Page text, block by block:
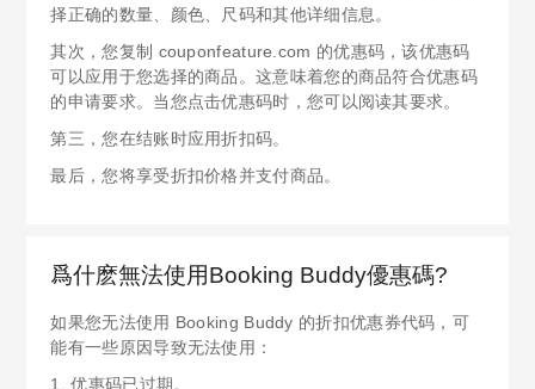
择正确的数量、颜色、尺码和其他详细信息。
其次，您复制 couponfeature.com 的优惠码，该优惠码
可以应用于您选择的商品。这意味着您的商品符合优惠码
的申请要求。当您点击优惠码时，您可以阅读其要求。
第三，您在结账时应用折扣码。
最后，您将享受折扣价格并支付商品。
爲什麽無法使用Booking Buddy優惠碼?
如果您无法使用 Booking Buddy 的折扣优惠券代码，可
能有一些原因导致无法使用：
1. 优惠码已过期。